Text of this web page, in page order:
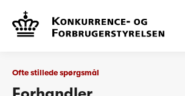
Ofte stillede spørgsmål
Ofte stillede spørgsmål